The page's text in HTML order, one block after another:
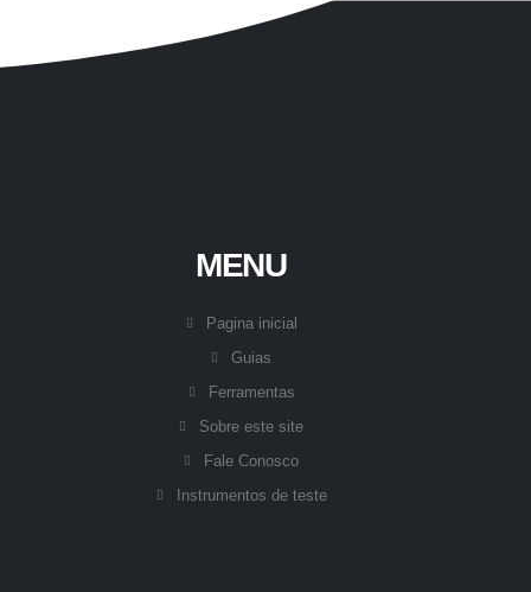
MENU
Pagina inicial
Guias
Ferramentas
Sobre este site
Fale Conosco
Instrumentos de teste